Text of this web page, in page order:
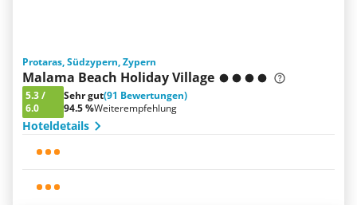
Protaras, Südzypern, Zypern
Malama Beach Holiday Village
5.3/
6.0
Sehr gut(91 Bewertungen)
94.5 %Weiterempfehlung
Hoteldetails